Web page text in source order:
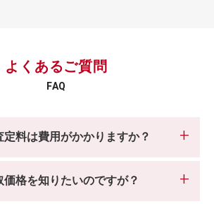
よくあるご質問
FAQ
定料は費用がかかりますか？
価格を知りたいのですが？